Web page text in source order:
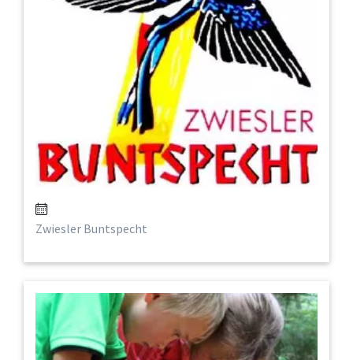
Zwiesler Buntspecht